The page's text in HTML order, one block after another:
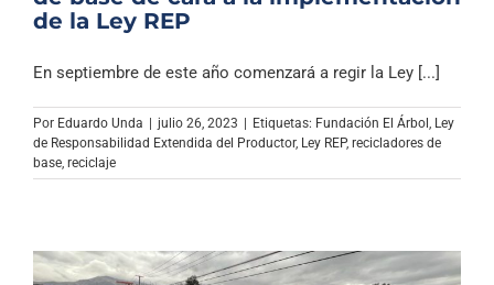
de la Ley REP
En septiembre de este año comenzará a regir la Ley [...]
Por Eduardo Unda | julio 26, 2023 | Etiquetas: Fundación El Árbol Ley
de Responsabilidad Extendida del Productor, Ley REP, recicladores de
base reciclaje